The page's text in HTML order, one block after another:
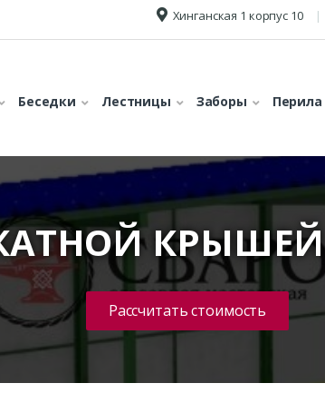
Хинганская 1 корпус 10
Беседки Лестницы Заборы Перила
Рассчитать стоимость